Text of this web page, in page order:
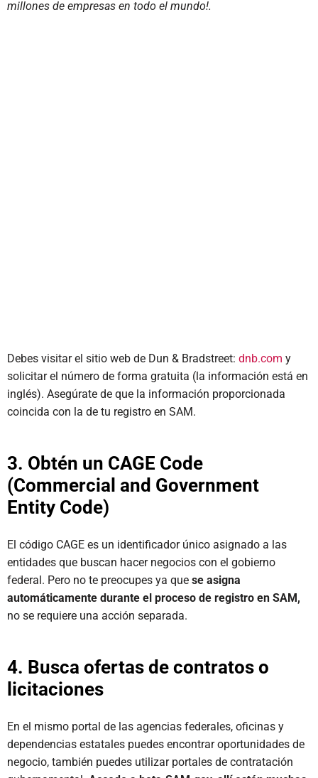
millones de empresas en todo el mundo!.
Debes visitar el sitio web de Dun & Bradstreet: dnb.com y
solicitar el número de forma gratuita (la información está en
inglés). Asegúrate de que la información proporcionada
coincida con la de tu registro en SAM.
3. Obtén un CAGE Code
(Commercial and Government
Entity Code)
El código CAGE es un identificador único asignado a las
entidades que buscan hacer negocios con el gobierno
federal. Pero no te preocupes ya que se asigna
automáticamente durante el proceso de registro en SAM,
no se requiere una acción separada.
4. Busca ofertas de contratos o
licitaciones
En el mismo portal de las agencias federales, oficinas y
dependencias estatales puedes encontrar oportunidades de
negocio, también puedes utilizar portales de contratación